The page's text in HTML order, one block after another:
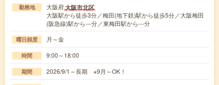
勤務地 大阪府大阪市北区
大阪駅から徒歩3分／梅田(地下鉄)駅から徒歩5分／大阪梅田
(阪急線)駅から---分／東梅田駅から---分
曜日頻度 月～金
時間 9:00～18:00
期間 2026/9/1～長期 ※9月～OK！